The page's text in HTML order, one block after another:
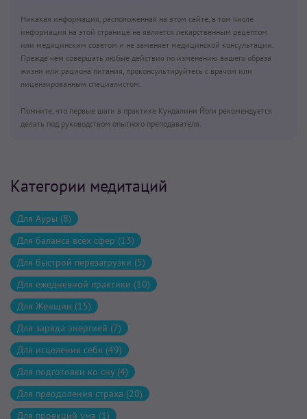
Никакая информация, расположенная на этом сайте, в том числе
информация на этой странице не является лекарственным рецептом
или медицинским советом и не заменяет медицинской консультации.
Прежде чем совершать любые действия по изменению вашего образа
жизни или рациона питания, проконсультируйтесь с врачом или
лицензированным специалистом.
Помните, что первые шаги в практике Кундалини Йоги рекомендуется
делать под руководством опытного преподавателя.
Категории медитаций
Для Ауры (8)
Для баланса всех сфер (13)
Для быстрой перезагрузки (5)
Для ежедневной практики (10)
Для Женщин (15)
Для заряда энергией (7)
Для исцеления себя (49)
Для подготовки ко сну (4)
Для преодоления страха (20)
Для проекций ума (1)